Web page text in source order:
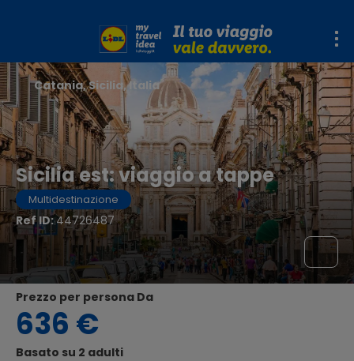
Sicilia est: viaggio a tappe
Multidestinazione
Ref ID:44726487
Catania, Sicilia, Italia
Prezzo per persona Da
636 €
Basato su 2 adulti